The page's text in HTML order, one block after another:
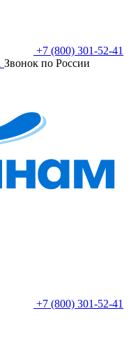
+7 (800) 301-52-41
Звонок по России
+7 (800) 301-52-41